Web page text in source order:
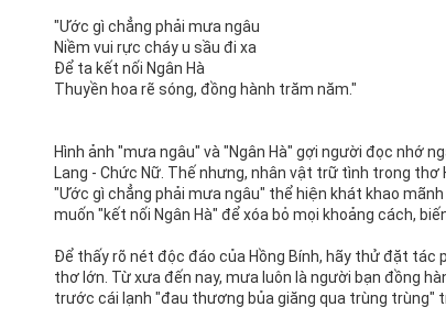
"Ước gì chẳng phải mưa ngâu
Niềm vui rực cháy u sầu đi xa
Để ta kết nối Ngân Hà
Thuyền hoa rẽ sóng, đồng hành trăm năm."
Hình ảnh "mưa ngâu" và "Ngân Hà" gợi người đọc nhớ
Lang - Chức Nữ. Thế nhưng, nhân vật trữ tình trong
"Ước gì chẳng phải mưa ngâu" thể hiện khát khao
muốn "kết nối Ngân Hà" để xóa bỏ mọi khoảng cách,
Để thấy rõ nét độc đáo của Hồng Bính, hãy thử đặt
thơ lớn. Từ xưa đến nay, mưa luôn là người bạn đồng
trước cái lạnh "đau thương bủa giăng qua trùng trùng"